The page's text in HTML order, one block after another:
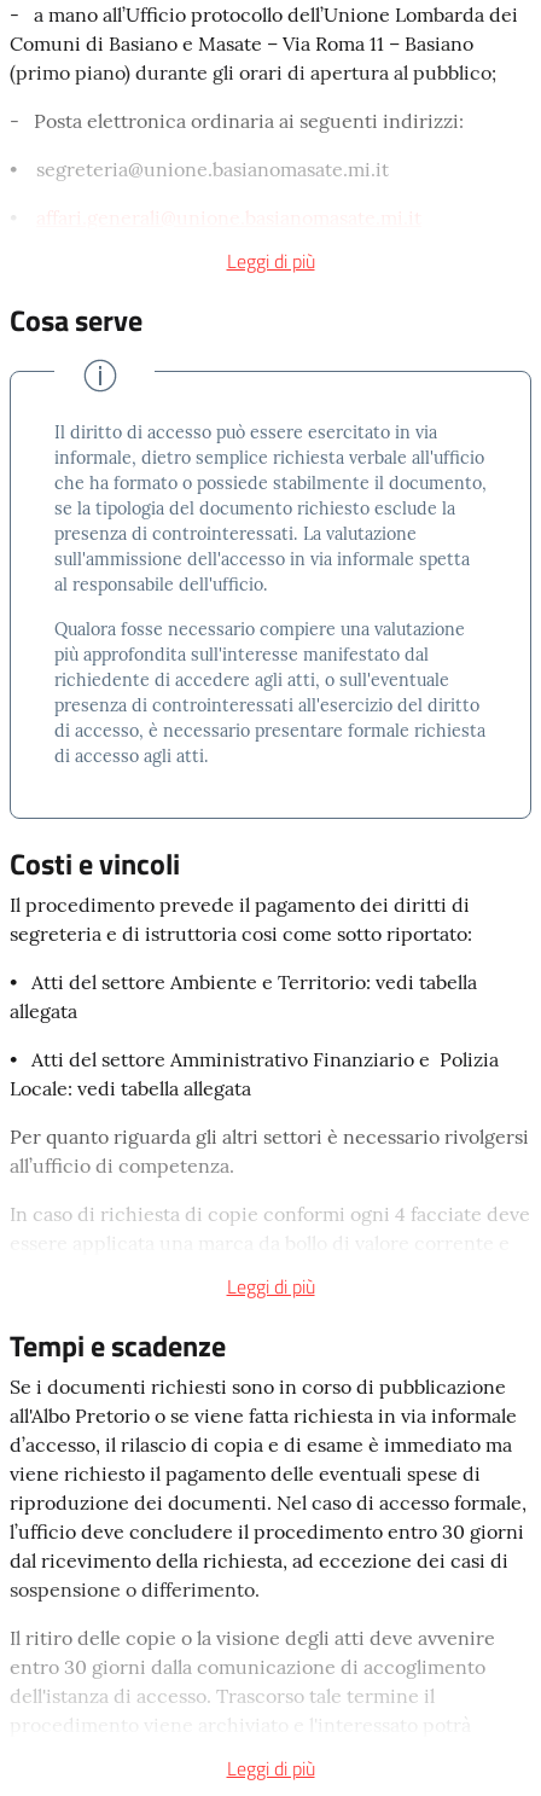
procuratore oppure un tutore che siano muniti di delega.
La delega, con copia fotostatica del documento di identità
del delegante, deve essere allegata alla richiesta.
È possibile richiedere i documenti amministrativi nella
elettromagnetica o di qualunque altra specie solo se
• interni o esterni all’Unione dei Comuni di Basiano e
possesso dalla Pubblica Amministrazione;
• relativi ad uno specifico procedimento;
indipendentemente dalla loro natura sostanziale pubblica
o privata.
- a mano all’Ufficio protocollo dell’Unione Lombarda dei
Comuni di Basiano e Masate – Via Roma 11 – Basiano
(primo piano) durante gli orari di apertura al pubblico;
- Posta elettronica ordinaria ai seguenti indirizzi:
• segreteria@unione.basianomasate.mi.it
- posta elettronica certificata:
•basiano@pec.it
masate@pec.it
Per quanto riguarda le ricerche d’archivio,
successivamente alla protocollazione di apposita
richiesta, il richiedente sarà invitato alla visione del
materiale richiesto.
É necessario specificare in quale veste viene presenta la
richiesta: se come diretto interessato (ad es.
proprietario), o in veste di delegato (ad esempio: tecnico
incaricato) o come legale rappresentante nel caso di
società. Deve specificare altresì se la documentazione
conforme o viene richiesta in sola visione.
Per individuare tale documentazione il modulo dovrà
essere compilato chiaramente in tutte le sue parti nel
modo più preciso possibile, per consentire di ridurre al
minimo i tempi di ricerca in archivio.
Elemento obbligatorio è quello della motivazione della
richiesta.
Salvo i casi di sospensione o di differimento, il
procedimento deve concludersi
presentazione della domanda.
Se la domanda è ammissibile il richiedente può visionare
e/o ottenere copia dei documenti. L'accoglimento
della domanda contiene l'indicazione dell'ufficio,
15 giorniper prendere visione dei
Se la domanda è incompleta l'ufficio competente lo
comunica al richiedente
entro dieci giorni
, e il termine
di conclusione del procedimento ricomincia a decorrere
dalla data di presentazione della domanda completa.
Leggi di più
Cosa serve
Il diritto di accesso può essere esercitato in via
informale, dietro semplice richiesta verbale all'ufficio
che ha formato o possiede stabilmente il documento,
se la tipologia del documento richiesto esclude la
presenza di controinteressati. La valutazione
sull'ammissione dell'accesso in via informale spetta
al responsabile dell'ufficio.
Qualora fosse necessario compiere una valutazione
più approfondita sull'interesse manifestato dal
richiedente di accedere agli atti, o sull'eventuale
presenza di controinteressati all'esercizio del diritto
di accesso, è necessario presentare formale richiesta
di accesso agli atti.
Costi e vincoli
Il procedimento prevede il pagamento dei diritti di
segreteria e di istruttoria cosi come sotto riportato:
• Atti del settore Ambiente e Territorio: vedi tabella
allegata
• Atti del settore Amministrativo Finanziario e Polizia
Locale: vedi tabella allegata
Per quanto riguarda gli altri settori è necessario rivolgersi
all’ufficio di competenza.
In caso di richiesta di copie conformi ogni 4 facciate deve
essere applicata una marca da bollo di valore corrente e
sono previsti diritti di segreteria pari a 0,52 € a facciata.
Non possono essere oggetto di accesso:
• i documenti coperti da segreto di Stato o da divieto di
divulgazione previsti dalla legge o da regolamenti
governativi;
• i documenti di cui è vietata la divulgazione da
Regolamenti dell’Unione o dei Comuni che ne fanno
parte;
• i documenti relativi a procedimenti tributari di terzi;
• la documentazione inerente l’attività dell’Unione, o dei
Comuni che ne fanno parte, diretta all'emanazione di atti
normativi generali, di pianificazione e di
Leggi di più
Tempi e scadenze
Se i documenti richiesti sono in corso di pubblicazione
all'Albo Pretorio o se viene fatta richiesta in via informale
d’accesso, il rilascio di copia e di esame è immediato ma
viene richiesto il pagamento delle eventuali spese di
riproduzione dei documenti. Nel caso di accesso formale,
l’ufficio deve concludere il procedimento entro 30 giorni
dal ricevimento della richiesta, ad eccezione dei casi di
sospensione o differimento.
Il ritiro delle copie o la visione degli atti deve avvenire
entro 30 giorni dalla comunicazione di accoglimento
dell'istanza di accesso. Trascorso tale termine il
procedimento viene archiviato e l'interessato potrà
Leggi di più